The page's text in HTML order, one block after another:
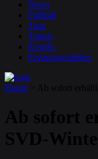
News
Fußball
Tanz
Tennis
Kegeln
Eisstockschießen
Home Ab sofort
Ab sofort
SVD-